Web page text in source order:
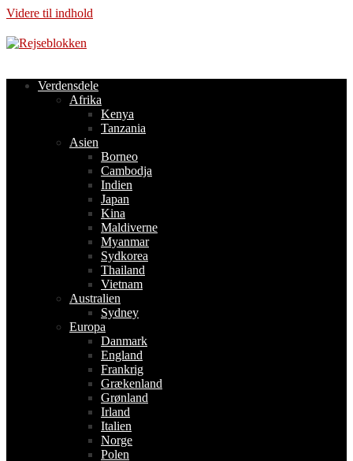
Videre til indhold
Verdensdele
Afrika
Kenya
Tanzania
Asien
Borneo
Cambodja
Indien
Japan
Kina
Maldiverne
Myanmar
Sydkorea
Thailand
Vietnam
Australien
Sydney
Europa
Danmark
England
Frankrig
Grækenland
Grønland
Irland
Italien
Norge
Polen